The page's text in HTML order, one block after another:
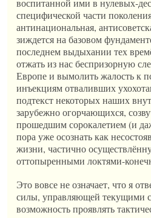
специфической части
антинациональная,
зиждется на базовом
последнем выдыхании тех
отжать из нас беспризорную
Европе и вымолить жалость к
инъекциям отваливших
подтекст некоторых наших
зарубежно огорчающихся,
прошедшим сорокалетием (и
пора уже осознать как
жизни, частично
оттопыренными локтями-
Это вовсе не означает, что я
силы, управляющей текущими
возможность проявлять